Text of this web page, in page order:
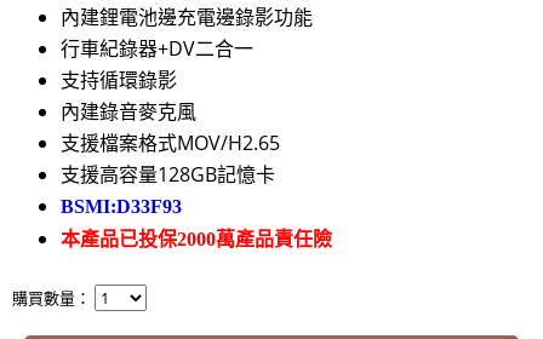
內建鋰電池邊充電邊錄影功能
行車紀錄器+DV二合一
支持循環錄影
內建錄音麥克風
支援檔案格式MOV/H2.65
支援高容量128GB記憶卡
BSMI:D33F93
本產品已投保2000萬產品責任險
購買數量：